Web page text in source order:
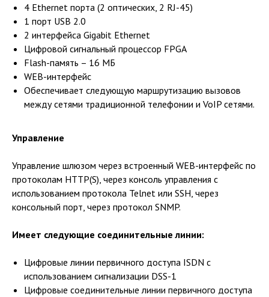
4 Ethernet порта (2 оптических, 2 RJ-45)
1 порт USB 2.0
2 интерфейса Gigabit Ethernet
Цифровой сигнальный процессор FPGA
Flash-память – 16 MБ
WEB-интерфейс
Обеспечивает следующую маршрутизацию вызовов
между сетями традиционной телефонии и VoIP сетями.
Управление
Управление шлюзом через встроенный WEB-интерфейс по
протоколам HTTP(S), через консоль управления с
использованием протокола Telnet или SSH, через
консольный порт, через протокол SNMP.
Имеет следующие соединительные линии:
Цифровые линии первичного доступа ISDN с
использованием сигнализации DSS-1
Цифровые соединительные линии первичного доступа